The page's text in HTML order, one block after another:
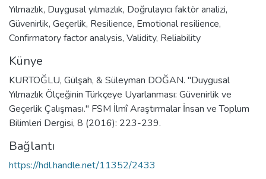
Yılmazlık, Duygusal yılmazlık, Doğrulayıcı faktör analizi,
Güvenirlik, Geçerlik, Resilience, Emotional resilience,
Confirmatory factor analysis, Validity, Reliability
Künye
KURTOĞLU, Gülşah, & Süleyman DOĞAN. "Duygusal
Yılmazlık Ölçeğinin Türkçeye Uyarlanması: Güvenirlik ve
Geçerlik Çalışması." FSM İlmî Araştırmalar İnsan ve Toplum
Bilimleri Dergisi, 8 (2016): 223-239.
Bağlantı
https://hdl.handle.net/11352/2433